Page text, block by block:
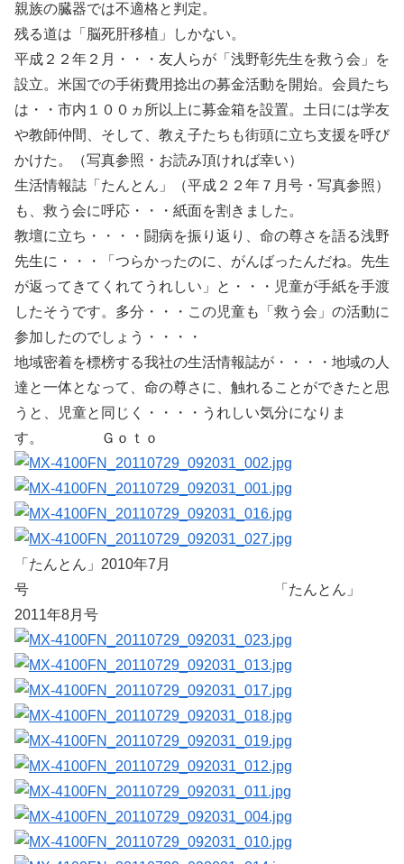
親族の臓器では不適格と判定。
残る道は「脳死肝移植」しかない。
平成２２年２月・・・友人らが「浅野彰先生を救う会」を
設立。米国での手術費用捻出の募金活動を開始。会員たち
は・・市内１００ヵ所以上に募金箱を設置。土日には学友
や教師仲間、そして、教え子たちも街頭に立ち支援を呼び
かけた。（写真参照・お読み頂ければ幸い）
生活情報誌「たんとん」（平成２２年７月号・写真参照）
も、救う会に呼応・・・紙面を割きました。
教壇に立ち・・・・闘病を振り返り、命の尊さを語る浅野
先生に・・・「つらかったのに、がんばったんだね。先生
が返ってきてくれてうれしい」と・・・児童が手紙を手渡
したそうです。多分・・・この児童も「救う会」の活動に
参加したのでしょう・・・・
地域密着を標榜する我社の生活情報誌が・・・・地域の人
達と一体となって、命の尊さに、触れることができたと思
うと、児童と同じく・・・・うれしい気分になりま
す。 Ｇｏｔｏ
「たんとん」2010年7月
号 「たんとん」
2011年8月号